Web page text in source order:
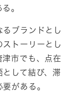
。
ブランドとし
トーリーとし
市でも、点在
して結び、滞
がある。